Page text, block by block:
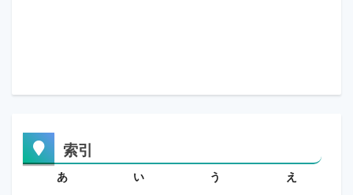
索引
あ い う
え